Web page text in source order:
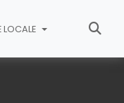
LOCALE